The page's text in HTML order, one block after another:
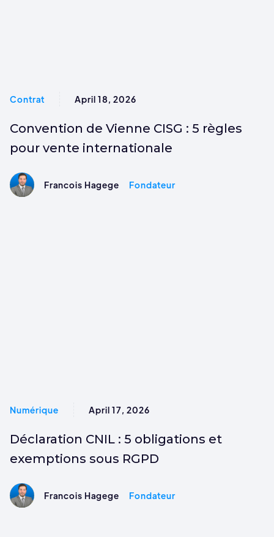
Contrat April 18, 2026
Convention de Vienne CISG : 5 règles
pour vente internationale
Francois Hagege Fondateur
Numérique April 17, 2026
Déclaration CNIL : 5 obligations et
exemptions sous RGPD
Francois Hagege Fondateur